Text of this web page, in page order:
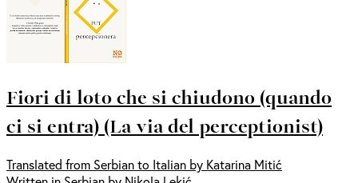
Fiori di loto che si chiudono (quando
ci si entra) (La via del perceptionist)
Translated from Serbian to Italian by Katarina Mitić